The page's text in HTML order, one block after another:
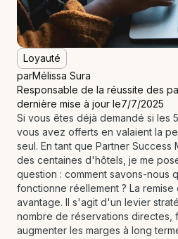
Loyauté
parMélissa Sura
Responsable de la réussite des
dernière mise à jour le7/7/2025
Si vous êtes déjà demandé si les
vous avez offerts en valaient la
seul. En tant que Partner Success
des centaines d'hôtels, je me
question : comment savons-nous
fonctionne réellement ? La
avantage. Il s'agit d'un levier
nombre de réservations directes,
augmenter les marges à long